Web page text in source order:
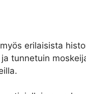
erilaisista
tunnetuin